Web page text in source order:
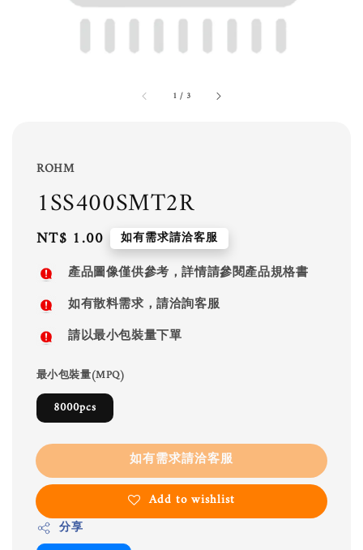
1 / 3
ROHM
1SS400SMT2R
Regular
price
NT$ 1.00 如有需求請洽客服
產品圖像僅供參考，詳情請參閱產品規格書
如有散料需求，請洽詢客服
請以最小包裝量下單
最小包裝量(MPQ)
8000pcs
如有需求請洽客服
Add to wishlist
分享